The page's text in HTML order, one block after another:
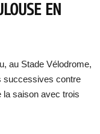
EN
au Stade Vélodrome,
successives contre
la saison avec trois